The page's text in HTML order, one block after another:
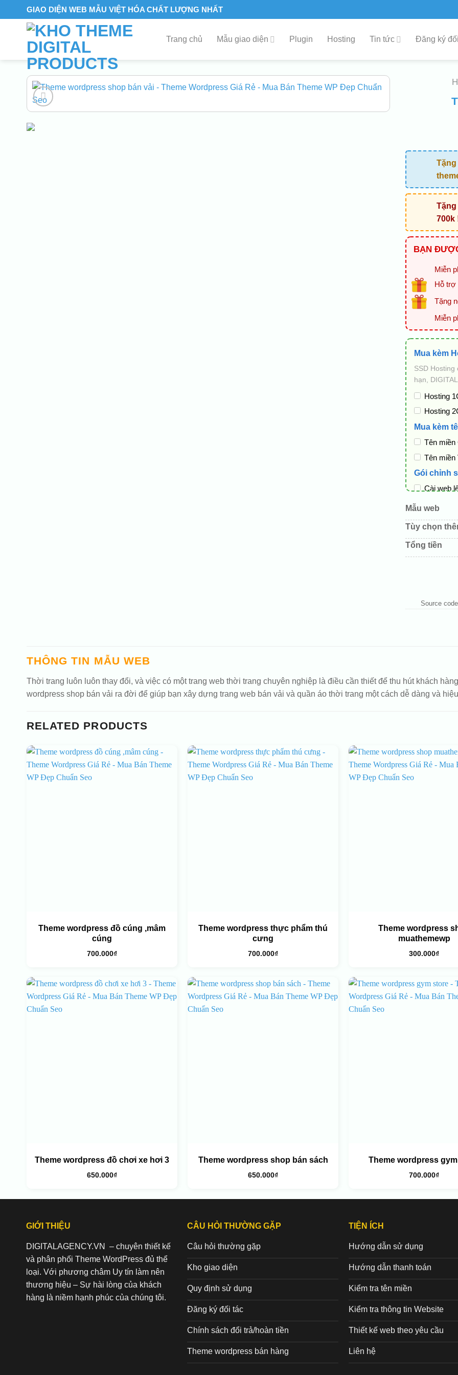
to
GIAO DIỆN WEB MẪU VIỆT HÓA CHẤT LƯỢNG NHẤT
Trang chủ Mẫu giao diện Plugin Hosting Tin tức Đăng ký
700k
BẠN
Miễn
Hỗ trợ
Tặng
Miễn
Mua kèm
SSD
hạn,
Hosting
Hosting
Mua kèm
Tên
Tên
Gói chỉnh
Cài web
Thay
Đổi màu
Sửa
Thay đổi
Mẫu web
Tùy chọn
Tổng tiền
Source
THÔNG TIN MẪU WEB
Thời trang luôn luôn thay đổi, và việc có một trang web thời trang chuyên nghiệp là điều cần thiết để thu hút khách
wordpress shop bán vải ra đời để giúp bạn xây dựng trang web bán vải và quần áo thời trang một cách dễ dàng và
RELATED PRODUCTS
Theme wordpress đồ cúng ,mâm
cúng
700.000₫
Theme wordpress thực phẩm thú
cưng
700.000₫
Theme wordpress
muathemewp
300.000₫
Theme wordpress đồ chơi xe hơi 3
650.000₫
Theme wordpress shop bán sách
650.000₫
Theme wordpress
700.000₫
GIỚI THIỆU
DIGITALAGENCY.VN – chuyên thiết kế
và phân phối Theme WordPress đủ thể
loại. Với phương châm Uy tín làm nên
thương hiệu – Sự hài lòng của khách
hàng là niềm hạnh phúc của chúng tôi.
CÂU HỎI THƯỜNG GẶP
Câu hỏi thường gặp
Kho giao diện
Quy định sử dụng
Đăng ký đối tác
Chính sách đổi trả/hoàn tiền
Theme wordpress bán hàng
TIỆN ÍCH
Hướng dẫn sử dụng
Hướng dẫn thanh toán
Kiểm tra tên miền
Kiểm tra thông tin Website
Thiết kế web theo yêu cầu
Liên hệ